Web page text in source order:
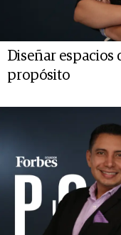
Diseñar espacios
propósito